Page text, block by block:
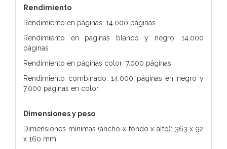
Rendimiento
Rendimiento en páginas: 14.000 páginas
Rendimiento en páginas blanco y negro: 14.000
páginas
Rendimiento en páginas color: 7.000 páginas
Rendimiento combinado: 14.000 páginas en negro y
7.000 páginas en color
Dimensiones y peso
Dimensiones mínimas (ancho x fondo x alto): 363 x 92
x 160 mm